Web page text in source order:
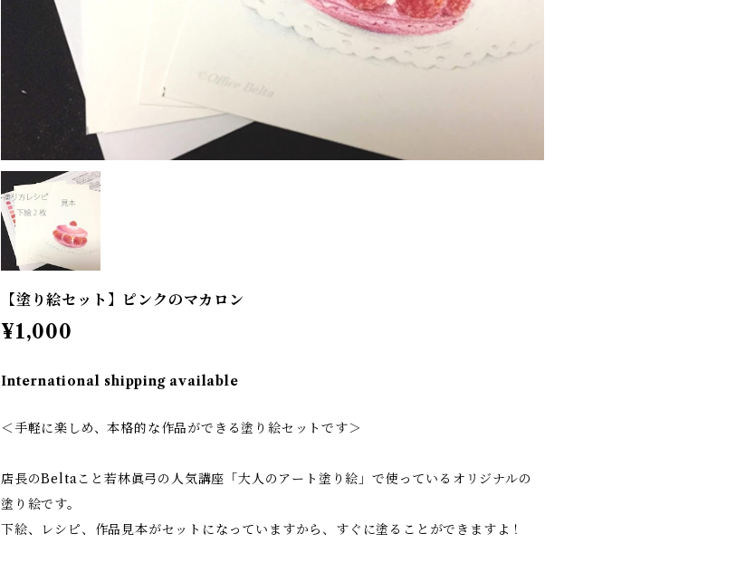
【塗り絵セット】ピンクのマカロン
¥1,000
International shipping available
＜手軽に楽しめ、本格的な作品ができる塗り絵セットです＞
店長のBeltaこと若林眞弓の人気講座「大人のアート塗り絵」で使っているオリジナルの
塗り絵です。
下絵、レシピ、作品見本がセットになっていますから、すぐに塗ることができますよ！